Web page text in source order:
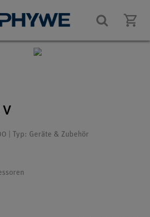
V
| Typ: Geräte & Zubehör